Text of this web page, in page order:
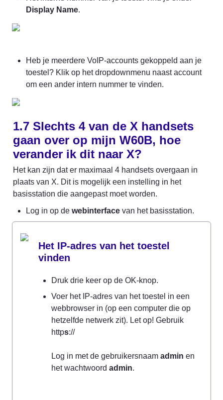
Display Name.
Heb je meerdere VoIP-accounts gekoppeld aan je
toestel? Klik op het dropdownmenu naast account
om een ander intern nummer te vinden.
1.7 Slechts 4 van de X handsets
gaan over op mijn W60B, hoe
verander ik dit naar X?
Het kan zijn dat er maximaal 4 handsets overgaan in
plaats van X. Dit is mogelijk een instelling in het
basisstation die aangepast moet worden.
Log in op de webinterface van het basisstation.
Het IP-adres van het toestel
vinden
Druk drie keer op de OK-knop.
Voer het IP-adres van het toestel in een
webbrowser in (op een computer die op
hetzelfde netwerk zit). Let op! Gebruik
https://
Log in met de gebruikersnaam admin en
het wachtwoord admin